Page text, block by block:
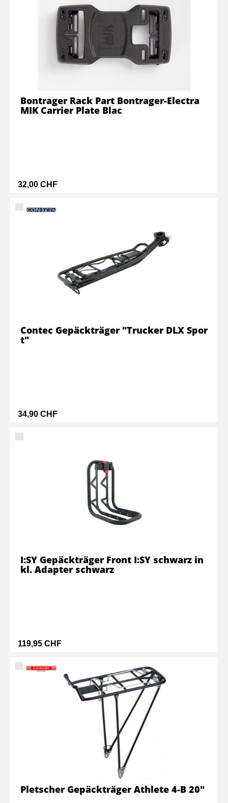
32,00 CHF
Bontrager Rack Part Bontrager-Electra
MIK Carrier Plate Blac
34,90 CHF
Contec Gepäckträger "Trucker DLX Spor
t"
119,95 CHF
I:SY Gepäckträger Front I:SY schwarz in
kl. Adapter schwarz
Pletscher Gepäckträger Athlete 4-B 20"